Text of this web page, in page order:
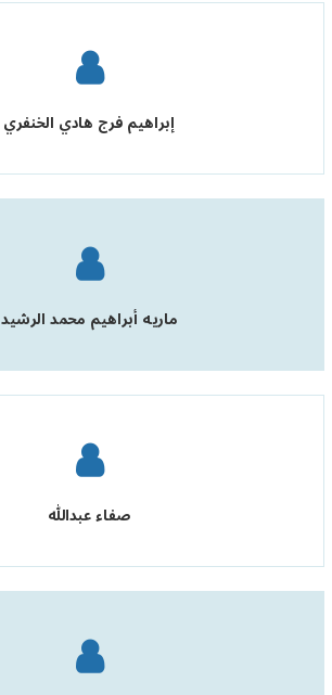
إبراهيم فرج هادي الخنفري
ماريه أبراهيم محمد الرشيد
صفاء عبدالله